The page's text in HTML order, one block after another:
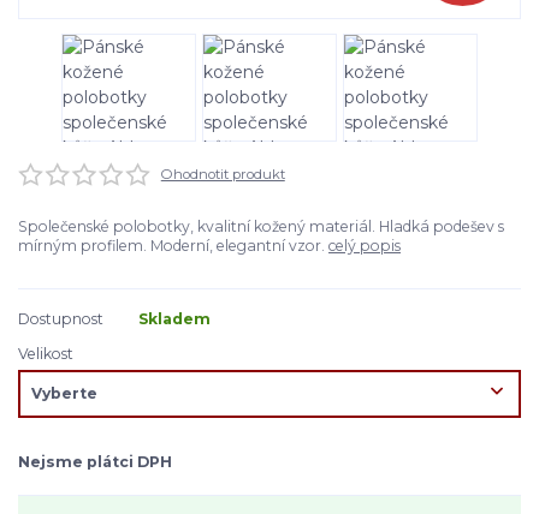
Ohodnotit produkt
Společenské polobotky, kvalitní kožený materiál. Hladká podešev s
mírným profilem. Moderní, elegantní vzor. celý popis
Dostupnost
Skladem
Velikost
Nejsme plátci DPH